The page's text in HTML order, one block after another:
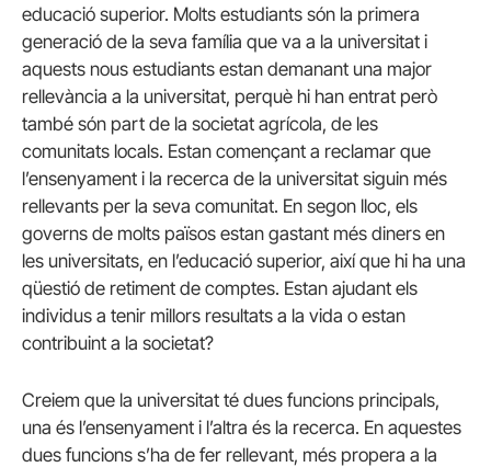
educació superior. Molts estudiants són la primera
generació de la seva família que va a la universitat i
aquests nous estudiants estan demanant una major
rellevància a la universitat, perquè hi han entrat però
també són part de la societat agrícola, de les
comunitats locals. Estan començant a reclamar que
l’ensenyament i la recerca de la universitat siguin més
rellevants per la seva comunitat. En segon lloc, els
governs de molts països estan gastant més diners en
les universitats, en l’educació superior, així que hi ha una
qüestió de retiment de comptes. Estan ajudant els
individus a tenir millors resultats a la vida o estan
contribuint a la societat?
Creiem que la universitat té dues funcions principals,
una és l’ensenyament i l’altra és la recerca. En aquestes
dues funcions s’ha de fer rellevant, més propera a la